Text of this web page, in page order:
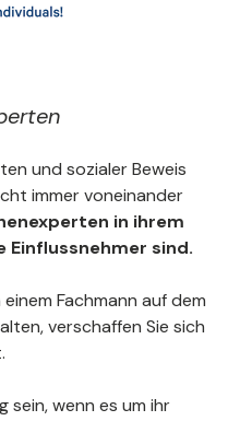
und sozialer Beweis
immer voneinander
in ihrem
Einflussnehmer sind.
Fachmann auf dem
verschaffen Sie sich
sein, wenn es um ihr